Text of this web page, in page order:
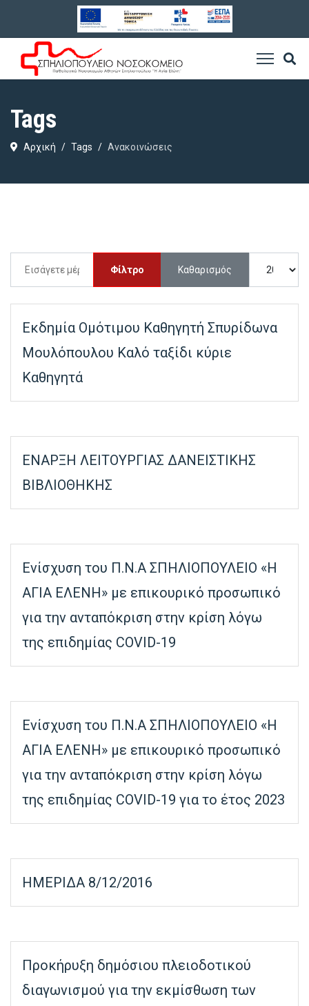
Tags
Αρχική Tags Ανακοινώσεις
Φίλτρο
Καθαρισμός
Εκδημία Ομότιμου Καθηγητή Σπυρίδωνα
Μουλόπουλου Καλό ταξίδι κύριε
Καθηγητά
ΕΝΑΡΞΗ ΛΕΙΤΟΥΡΓΙΑΣ ΔΑΝΕΙΣΤΙΚΗΣ
ΒΙΒΛΙΟΘΗΚΗΣ
Ενίσχυση του Π.Ν.Α ΣΠΗΛΙΟΠΟΥΛΕΙΟ «Η
ΑΓΙΑ ΕΛΕΝΗ» με επικουρικό προσωπικό
για την ανταπόκριση στην κρίση λόγω
της επιδημίας COVID-19
Ενίσχυση του Π.Ν.Α ΣΠΗΛΙΟΠΟΥΛΕΙΟ «Η
ΑΓΙΑ ΕΛΕΝΗ» με επικουρικό προσωπικό
για την ανταπόκριση στην κρίση λόγω
της επιδημίας COVID-19 για το έτος 2023
ΗΜΕΡΙΔΑ 8/12/2016
Προκήρυξη δημόσιου πλειοδοτικού
διαγωνισμού για την εκμίσθωση των